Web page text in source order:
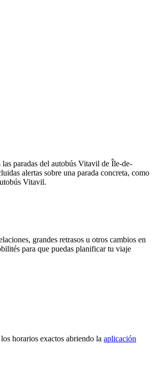
paradas del autobús Vitavil de Île-de-
alertas sobre una parada concreta, como
Vitavil.
grandes retrasos u otros cambios en
para que puedas planificar tu viaje
horarios exactos abriendo la aplicación